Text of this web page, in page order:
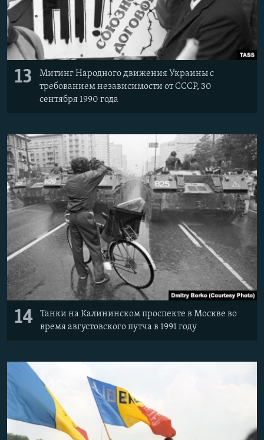
13
Митинг Народного движения Украины с
требованием независимости от СССР, 30
сентября 1990 года
14
Танки на Калининском проспекте в Москве во
время августовского путча в 1991 году